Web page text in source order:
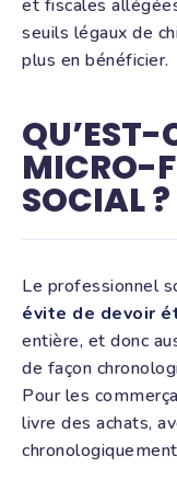
et fiscales
seuils légaux de
plus en bénéficier.
QU’EST-
MICRO-
SOCIAL ?
Le professionnel
évite de devoir
entière, et donc
de façon
Pour les
livre des achats,